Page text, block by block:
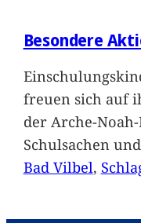
Besondere
freuen sich auf
der Arche-
Schulsachen
Bad Vilbel,